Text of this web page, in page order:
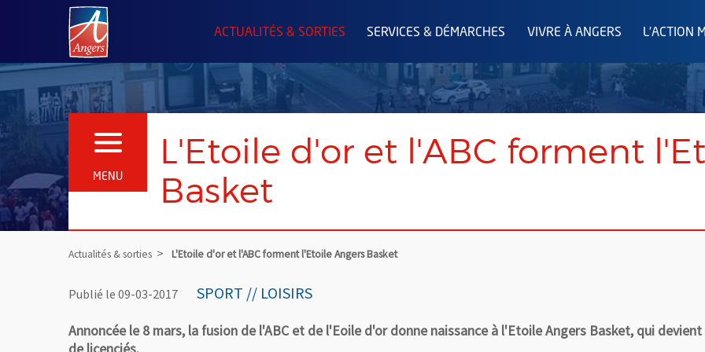
Angers.fr : Retour à l'accueil
ACTUALITÉS & SORTIES SERVICES & DÉMARCHES VIVRE À ANGERS L'ACTION
MENU
OUVRIR LE MENU
L'Etoile d'or et l'ABC forment
Basket
Actualités & sorties L'Etoile d'or et l'ABC forment l'Etoile Angers Basket
Publié le 09-03-2017 SPORT // LOISIRS
Annoncée le 8 mars, la fusion de l'ABC et de l'Eoile d'or donne naissance à l'Etoile Angers Basket, qui